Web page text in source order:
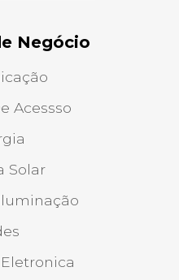
Negócio
Acessso
Solar